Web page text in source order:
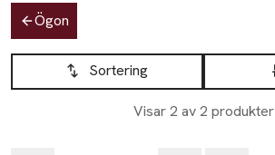
Hoppa till produktsidan
Ögon
Hoppa till produktsidan
Sortering
Visar 2 av 2 produkter
Lista över produkter